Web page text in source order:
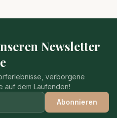
Newsletter
verborgene
auf dem Laufenden!
Abonnieren